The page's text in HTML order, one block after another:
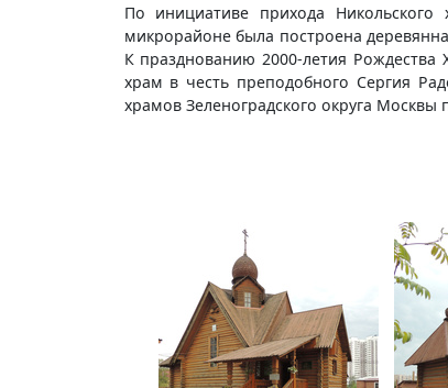
По инициативе прихода
микрорайоне была построена
К празднованию 2000-летия
храм в честь преподобного Сергия
храмов Зеленоградского округа